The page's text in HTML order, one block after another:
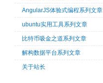
AngularJS体验式编程系列文章
ubuntu实用工具系列文章
比特币吸金之道系列文章
解构数据平台系列文章
关于站长